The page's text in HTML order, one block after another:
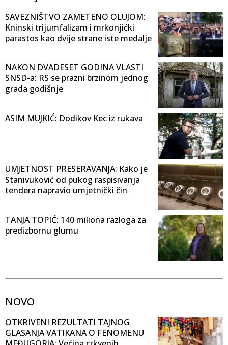
SAVEZNIŠTVO ZAMETENO OLUJOM:
Kninski trijumfalizam i mrkonjićki
parastos kao dvije strane iste medalje
NAKON DVADESET GODINA VLASTI
SNSD-a: RS se prazni brzinom jednog
grada godišnje
ASIM MUJKIĆ: Dodikov Kec iz rukava
UMJETNOST PRESERAVANJA: Kako je
Stanivuković od pukog raspisivanja
tendera napravio umjetnički čin
TANJA TOPIĆ: 140 miliona razloga za
predizbornu glumu
NOVO
OTKRIVENI REZULTATI TAJNOG
GLASANJA VATIKANA O FENOMENU